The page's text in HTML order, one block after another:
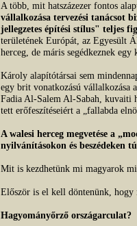
A több, mit hatszázezer fontos
vállalkozása tervezési tanácsot
jellegzetes építési stílus" teljes
területének Európát, az Egyesült
herceg, de máris segédkeznek egy
Károly alapítótársai sem
egy brit vonatkozású vállalkozása
Fadia Al-Salem Al-Sabah, kuvaiti
tett erőfeszítéseiért a „fallabda
A walesi herceg megvetése a
nyilvánításokon és beszédeken
Mit is kezdhetünk mi magyarok
Először is el kell döntenünk,
Hagyományőrző országarculat?